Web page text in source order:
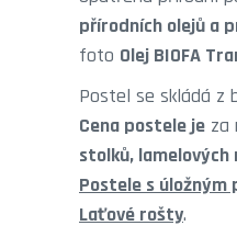
přírodních olejů a
foto Olej BIOFA
Postel se skládá z
Cena postele je za
stolků,
Postele s
Laťové rošty.